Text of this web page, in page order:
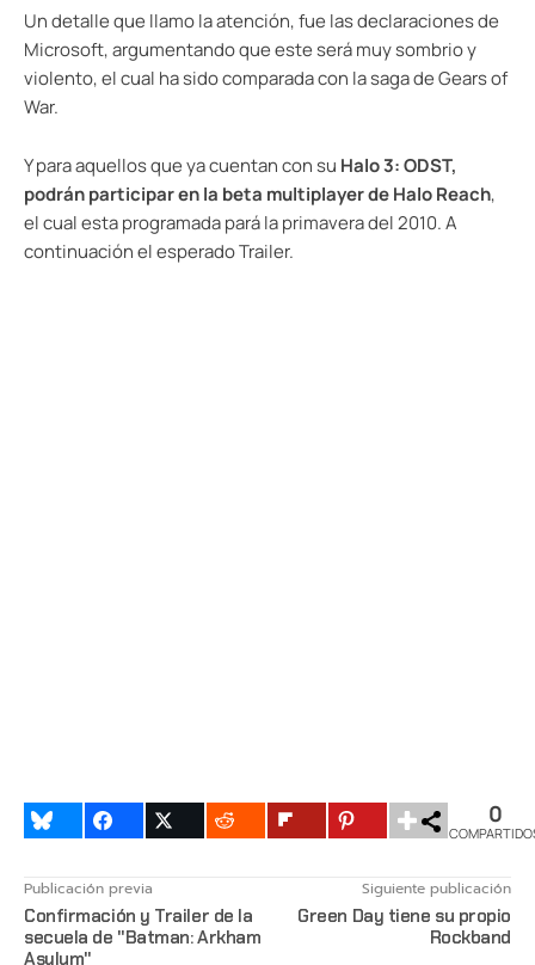
Un detalle que llamo la atención, fue las declaraciones de
Microsoft, argumentando que este será muy sombrio y
violento, el cual ha sido comparada con la saga de Gears of
War.
Y para aquellos que ya cuentan con su Halo 3: ODST,
podrán participar en la beta multiplayer de Halo Reach,
el cual esta programada pará la primavera del 2010. A
continuación el esperado Trailer.
0
Publicación previa
Confirmación y Trailer de la
secuela de "Batman: Arkham
Asylum"
Siguiente publicación
Green Day tiene su propio
Rockband